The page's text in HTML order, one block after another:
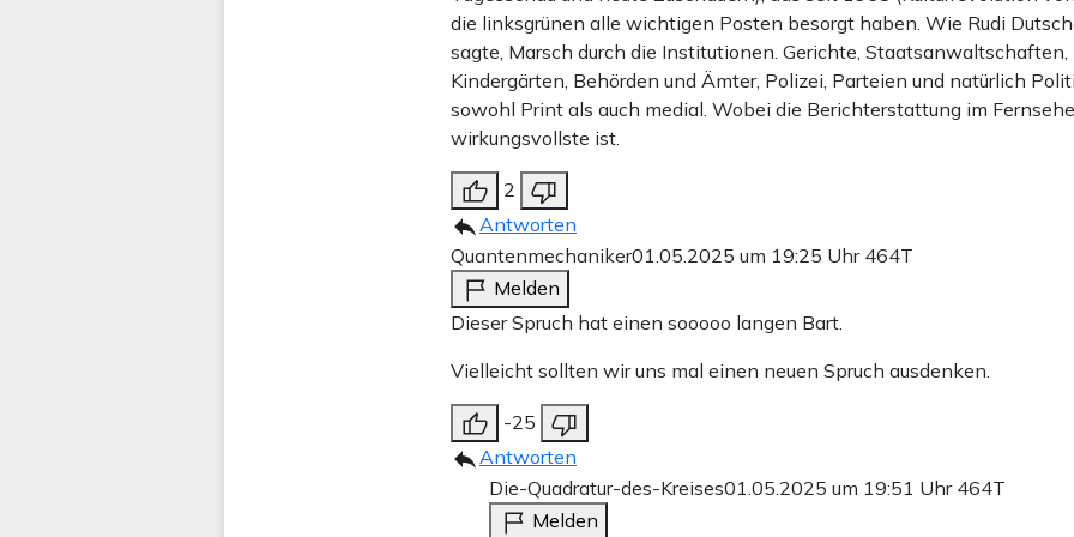
die linksgrünen alle wichtigen Posten besorgt haben. Wie Rudi
sagte, Marsch durch die Institutionen. Gerichte, Staatsanwaltschaften,
Kindergärten, Behörden und Ämter, Polizei, Parteien und natürlich
sowohl Print als auch medial. Wobei die Berichterstattung im
wirkungsvollste ist.
2
Antworten
Quantenmechaniker01.05.2025 um 19:25 Uhr 464T
Melden
Dieser Spruch hat einen sooooo langen Bart.
Vielleicht sollten wir uns mal einen neuen Spruch ausdenken.
-25
Antworten
Die-Quadratur-des-Kreises01.05.2025 um 19:51 Uhr 464T
Melden